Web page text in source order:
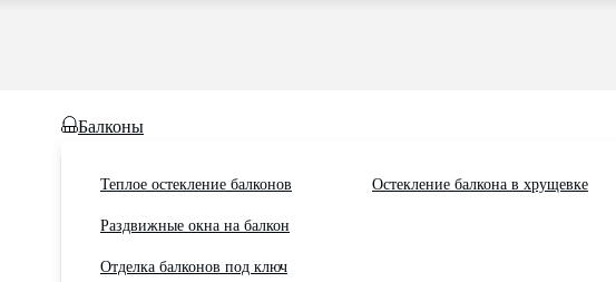
Балконы
Теплое остекление балконов
Раздвижные окна на балкон
Отделка балконов под ключ
Остекление балкона в хрущевке